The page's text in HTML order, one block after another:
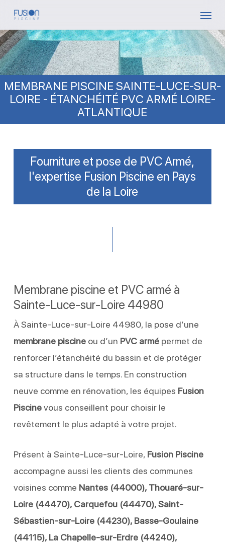
Skip
main
content
MEMBRANE PISCINE SAINTE-LUCE-SUR-
LOIRE - ÉTANCHÉITÉ PVC ARMÉ LOIRE-
ATLANTIQUE
Fourniture et pose de PVC Armé,
l'expertise Fusion Piscine en Pays
de la Loire
Membrane piscine et PVC armé à
Sainte-Luce-sur-Loire 44980
À Sainte-Luce-sur-Loire 44980, la pose d’une
membrane piscineou d’un PVC armépermet de
renforcer l’étanchéité du bassin et de protéger
sa structure dans le temps. En construction
neuve comme en rénovation, les équipes Fusion
Piscinevous conseillent pour choisir le
revêtement le plus adapté à votre projet.
Présent à Sainte-Luce-sur-Loire, Fusion Piscine
accompagne aussi les clients des communes
voisines comme Nantes (44000), Thouaré-sur-
Loire (44470), Carquefou (44470), Saint-
Sébastien-sur-Loire (44230), Basse-Goulaine
(44115), La Chapelle-sur-Erdre (44240),